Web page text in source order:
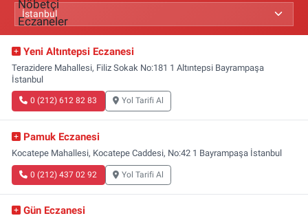
Yeni Altıntepsi Eczanesi
Terazidere Mahallesi, Filiz Sokak No:181 1 Altıntepsi Bayrampaşa
İstanbul
0 (212) 612 82 83 Yol Tarifi Al
Pamuk Eczanesi
Kocatepe Mahallesi, Kocatepe Caddesi, No:42 1 Bayrampaşa İstanbul
0 (212) 437 02 92 Yol Tarifi Al
Gün Eczanesi